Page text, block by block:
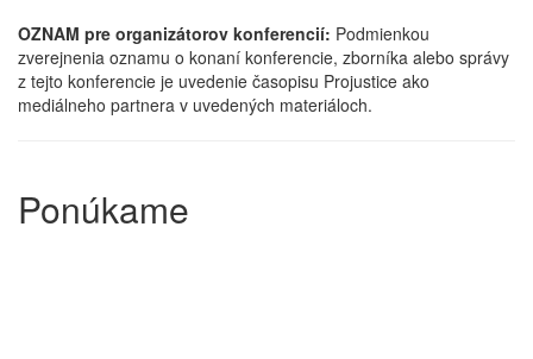
OZNAM pre organizátorov konferencií: Podmienkou
zverejnenia oznamu o konaní konferencie, zborníka alebo správy
z tejto konferencie je uvedenie časopisu Projustice ako
mediálneho partnera v uvedených materiáloch.
Ponúkame